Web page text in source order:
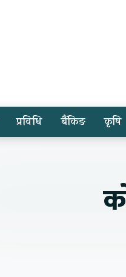
प्रविधि बैंकिङ कृषि